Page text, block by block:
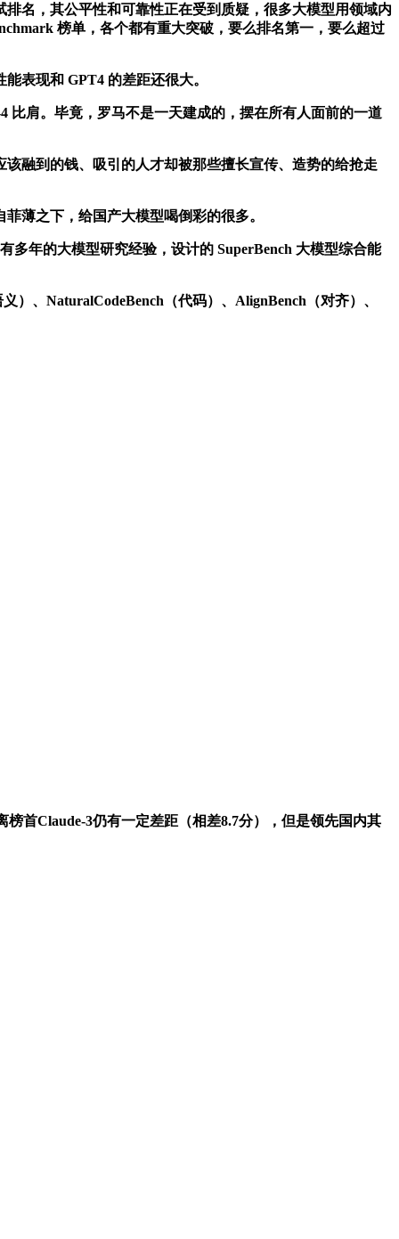
名，其公平性和可靠性正在受到质疑，很多大模型用领域内
榜单，各个都有重大突破，要么排名第一，要么超过
表现和 GPT4 的差距还很大。
肩。毕竟，罗马不是一天建成的，摆在所有人面前的一道
融到的钱、吸引的人才却被那些擅长宣传、造势的给抢走
薄之下，给国产大模型喝倒彩的很多。
年的大模型研究经验，设计的 SuperBench 大模型综合能
、NaturalCodeBench（代码）、AlignBench（对齐）、
首Claude-3仍有一定差距（相差8.7分），但是领先国内其